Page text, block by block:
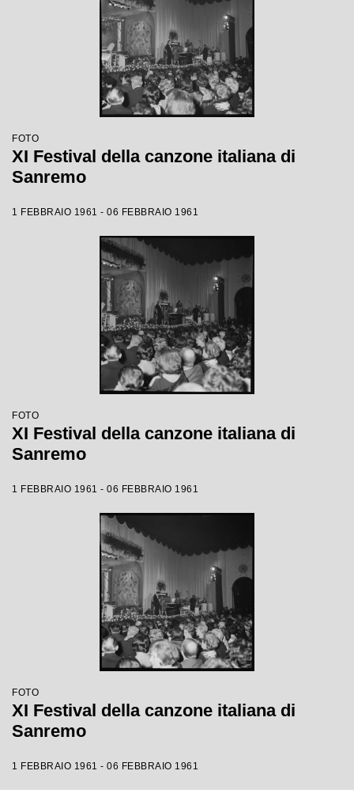
FOTO
XI Festival della canzone italiana di
Sanremo
1 FEBBRAIO 1961 - 06 FEBBRAIO 1961
FOTO
XI Festival della canzone italiana di
Sanremo
1 FEBBRAIO 1961 - 06 FEBBRAIO 1961
FOTO
XI Festival della canzone italiana di
Sanremo
1 FEBBRAIO 1961 - 06 FEBBRAIO 1961